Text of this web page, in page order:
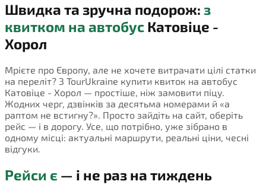
Швидка та зручна подорож: з
квитком на автобус Катовіце -
Хорол
Мрієте про Європу, але не хочете витрачати цілі статки
на переліт? З TourUkraine купити квиток на автобус
Катовіце - Хорол — простіше, ніж замовити піцу.
Жодних черг, дзвінків за десятьма номерами й «а
раптом не встигну?». Просто зайдіть на сайт, оберіть
рейс — і в дорогу. Усе, що потрібно, уже зібрано в
одному місці: актуальні маршрути, реальні ціни, чесні
відгуки.
Рейси є — і не раз на тиждень